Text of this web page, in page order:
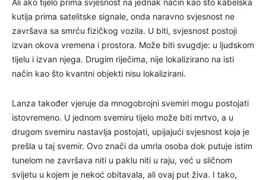
Ali ako tijelo prima svjesnost na jednak način kao što kabelska
kutija prima satelitske signale, onda naravno svjesnost ne
završava sa smrću fizičkog vozila. U biti, svjesnost postoji
izvan okova vremena i prostora. Može biti svugdje: u ljudskom
tijelu i izvan njega. Drugim riječima, nije lokalizirano na isti
način kao što kvantni objekti nisu lokalizirani.
Lanza također vjeruje da mnogobrojni svemiri mogu postojati
istovremeno. U jednom svemiru tijelo može biti mrtvo, a u
drugom svemiru nastavlja postojati, upijajući svjesnost koja je
prešla u taj svemir. Ovo znači da umrla osoba dok putuje istim
tunelom ne završava niti u paklu niti u raju, već u sličnom
svijetu u kojem je nekoć obitavala, ali ovaj put živa. I tako,